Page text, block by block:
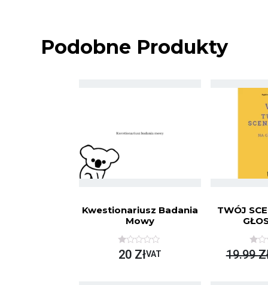
Podobne Produkty
Kwestionariusz Badania
Mowy
O
C20 ZłVAT
TWÓJ
O
C
19.99